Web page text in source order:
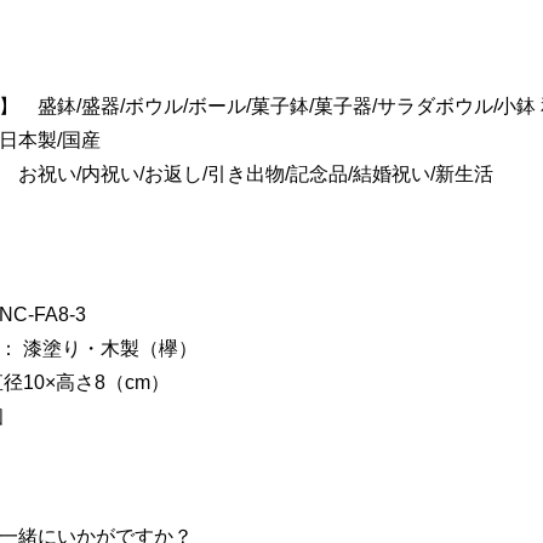
盛鉢/盛器/ボウル/ボール/菓子鉢/菓子器/サラダボウル/小鉢
本製/国産
お祝い/内祝い/お返し/引き出物/記念品/結婚祝い/新生活
FA8-3
漆塗り・木製（欅）
10×高さ8（cm）
緒にいかがですか？